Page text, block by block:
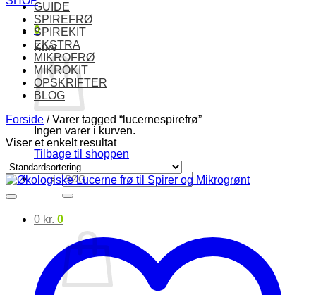
0
Kurv
Ingen varer i kurven.
Tilbage til shoppen
Søg
efter:
0 kr. 0
GUIDE
SPIREFRØ
SPIREKIT
EKSTRA
MIKROFRØ
MIKROKIT
OPSKRIFTER
BLOG
Forside /Varer tagged “lucernespirefrø”
Viser et enkelt resultat